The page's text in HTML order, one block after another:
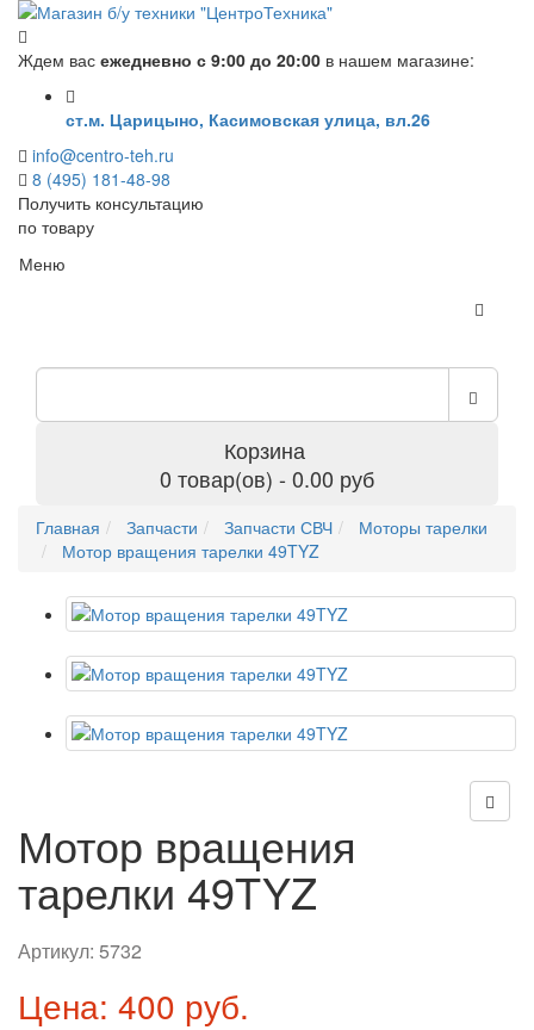
Ждем вас ежедневно с 9:00 до 20:00 в нашем магазине:
ст.м. Царицыно, Касимовская улица, вл.26
info@centro-teh.ru
8 (495) 181-48-98
Получить консультацию
по товару
Меню
Корзина
0 товар(ов) - 0.00 руб
Главная Запчасти Запчасти СВЧ
Моторы тарелки
Мотор вращения тарелки 49TYZ
Мотор вращения
тарелки 49TYZ
Артикул: 5732
Цена: 400 руб.